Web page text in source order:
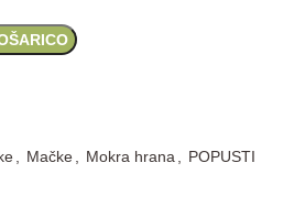
Mačke Mokra hrana POPUSTI